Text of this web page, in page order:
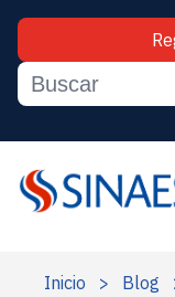
Inicio > Blog